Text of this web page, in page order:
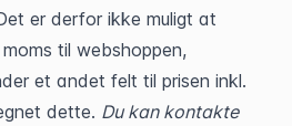
er derfor ikke muligt at
til webshoppen,
et andet felt til prisen inkl.
dette. Du kan kontakte